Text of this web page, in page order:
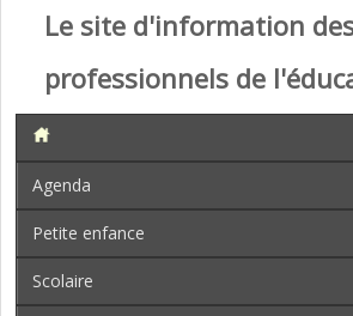
Le site d'information
professionnels de
Agenda
Petite enfance
Scolaire